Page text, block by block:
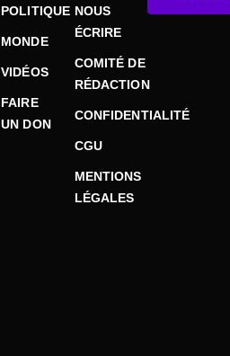
POLITIQUE
MONDE
VIDÉOS
FAIRE
UN DON
NOUS
ÉCRIRE
COMITÉ DE
RÉDACTION
CONFIDENTIALITÉ
CGU
MENTIONS
LÉGALES